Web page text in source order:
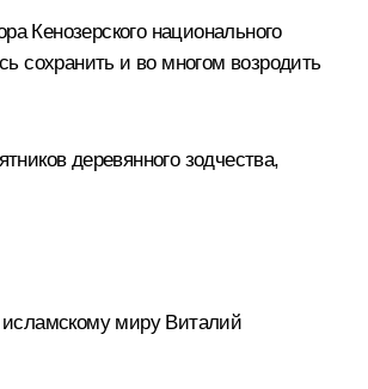
Кенозерского национального
сохранить и во многом возродить
деревянного зодчества,
исламскому миру Виталий